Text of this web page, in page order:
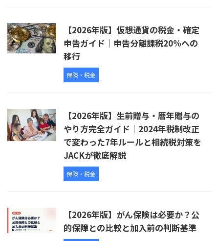
【2026年版】仮想通貨の税金・確定
申告ガイド｜申告分離課税20%への
移行
保険・税金
【2026年版】生前贈与・暦年贈与の
やり方完全ガイド｜2024年税制改正
で変わった7年ルールと相続税対策を
JACKが徹底解説
保険・税金
【2026年版】がん保険は必要か？公
的保障との比較と加入前の判断基準